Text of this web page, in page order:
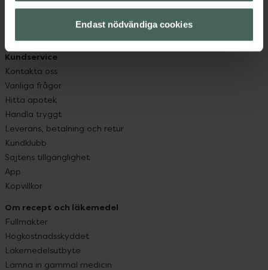
Endast nödvändiga cookies
hjälpa just dig att må lite bättre. Välkommen att prata
Kundservice
Kontakta oss
Vanliga frågor
Hitta apotek
Handla tryggt
Leverans, betalning och retur
Kundklubb
Sajtens tillgänglighet
App
Köpvillkor
Om recept och läkemedel
Fullmakter
Högkostnadsskyddet
Läkemedelsutbyte
Lämna in gammal medicin